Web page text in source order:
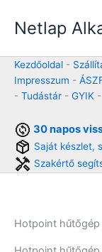
Netlap
Kezdőoldal -
Impresszum -
- Tudástár - GYIK -
30 napos
Saját készlet,
Szakértő
Hotpoint hűtőgép